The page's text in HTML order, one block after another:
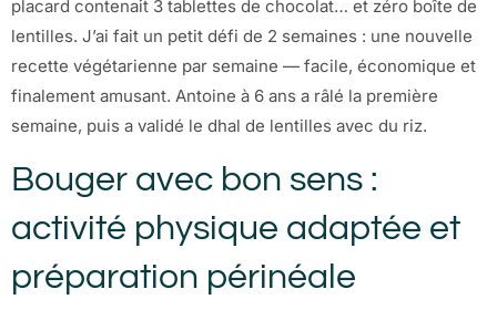
placard contenait 3 tablettes de chocolat… et zéro boîte de
lentilles. J’ai fait un petit défi de 2 semaines : une nouvelle
recette végétarienne par semaine — facile, économique et
finalement amusant. Antoine à 6 ans a râlé la première
semaine, puis a validé le dhal de lentilles avec du riz.
Bouger avec bon sens :
activité physique adaptée et
préparation périnéale